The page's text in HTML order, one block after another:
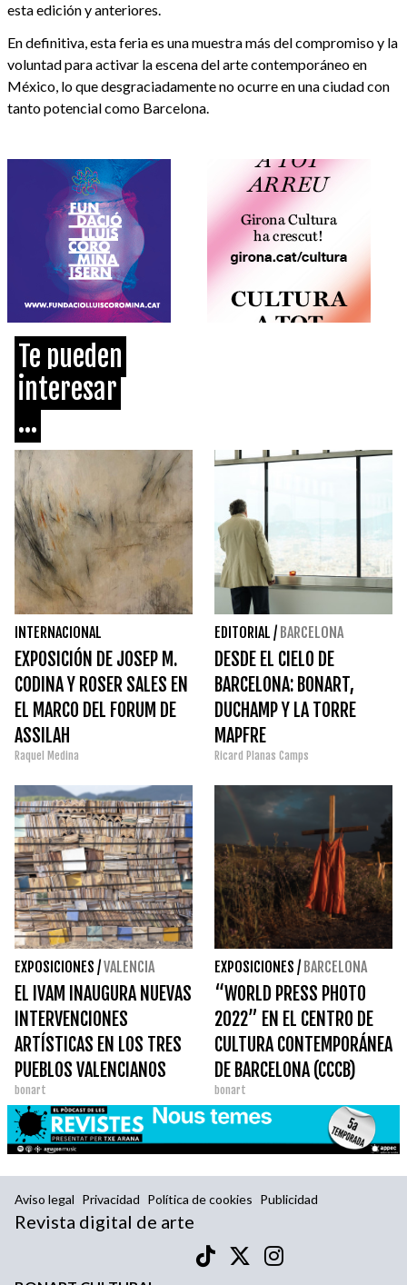
esta edición y anteriores.
En definitiva, esta feria es una muestra más del compromiso y la
voluntad para activar la escena del arte contemporáneo en
México, lo que desgraciadamente no ocurre en una ciudad con
tanto potencial como Barcelona.
Te pueden
interesar
...
INTERNACIONAL
EXPOSICIÓN DE JOSEP M.
CODINA Y ROSER SALES EN
EL MARCO DEL FORUM DE
ASSILAH
Raquel Medina
EDITORIAL / BARCELONA
DESDE EL CIELO DE
BARCELONA: BONART,
DUCHAMP Y LA TORRE
MAPFRE
Ricard Planas Camps
EXPOSICIONES /VALENCIA
EL IVAM INAUGURA NUEVAS
INTERVENCIONES
ARTÍSTICAS EN LOS TRES
PUEBLOS VALENCIANOS
MENOS HABITADOS
bonart
EXPOSICIONES / BARCELONA
“WORLD PRESS PHOTO
2022” EN EL CENTRO DE
CULTURA CONTEMPORÁNEA
DE BARCELONA (CCCB)
bonart
Aviso legal Privacidad Política de cookies Publicidad
Revista digital de arte